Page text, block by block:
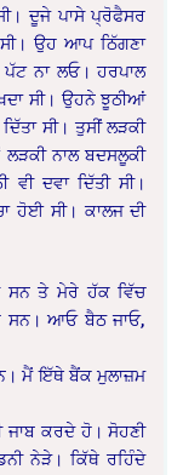
ਦੂਜੇ ਪਾਸੇ ਪ੍ਰੋਫੈਸਰ
ਸੀ। ਉਹ ਆਪ ਠਿੱਗਣਾ
ਨਾ ਲਓ। ਹਰਪਾਲ
ਸੀ। ਉਹਨੇ ਝੂਠੀਆਂ
ਸੀ। ਤੁਸੀਂ ਲੜਕੀ
ਲੜਕੀ ਨਾਲ ਬਦਸਲੂਕੀ
ਦਵਾ ਦਿੱਤੀ ਸੀ।
ਹੋਈ ਸੀ। ਕਾਲਜ ਦੀ
ਸਨ ਤੇ ਮੇਰੇ ਹੱਕ ਵਿੱਚ
ਸਨ। ਆਓ ਬੈਠ ਜਾਓ,
ਮੈਂ ਇੱਥੇ ਬੈਂਕ ਮੁਲਾਜ਼ਮ
ਕਰਦੇ ਹੋ। ਸੋਹਣੀ
ਨੇੜੇ। ਕਿੱਥੇ ਰਹਿੰਦੇ